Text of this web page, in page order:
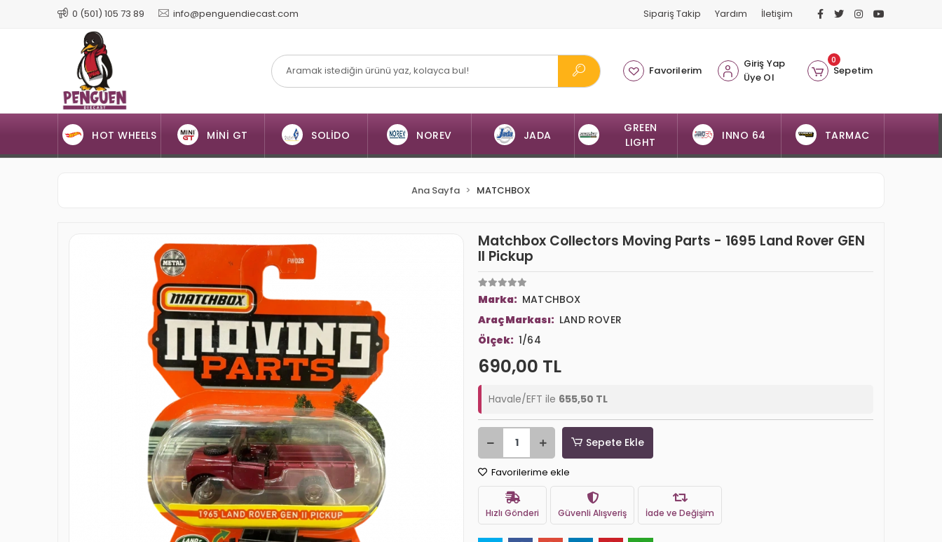
0 (501) 105 73 89 info@penguendiecast.com Sipariş Takip Yardım İletişim
Favorilerim
Giriş Yap
Üye Ol
0
Sepetim
HOT WHEELS MİNİ GT SOLİDO NOREV JADA
GREEN
LIGHT
INNO 64 TARMAC
Ana Sayfa MATCHBOX
Matchbox Collectors Moving Parts - 1695 Land Rover GEN
II Pickup
Marka: MATCHBOX
Araç Markası: LAND ROVER
Ölçek: 1/64
690,00 TL
Havale/EFT ile 655,50 TL
Sepete Ekle
Favorilerime ekle
Hızlı Gönderi Güvenli Alışveriş İade ve Değişim